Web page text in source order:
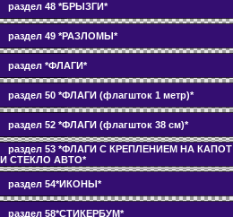
раздел 48 *БРЫЗГИ*
раздел 49 *РАЗЛОМЫ*
раздел *ФЛАГИ*
раздел 50 *ФЛАГИ (флагшток 1 метр)*
раздел 52 *ФЛАГИ (флагшток 38 см)*
раздел 53 *ФЛАГИ С КРЕПЛЕНИЕМ НА КАПОТ
И СТЕКЛО АВТО*
раздел 54*ИКОНЫ*
раздел 58*СТИКЕРБУМ*